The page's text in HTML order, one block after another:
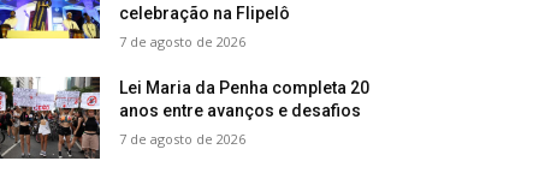
celebração na Flipelô
7 de agosto de 2026
Lei Maria da Penha completa 20
anos entre avanços e desafios
7 de agosto de 2026